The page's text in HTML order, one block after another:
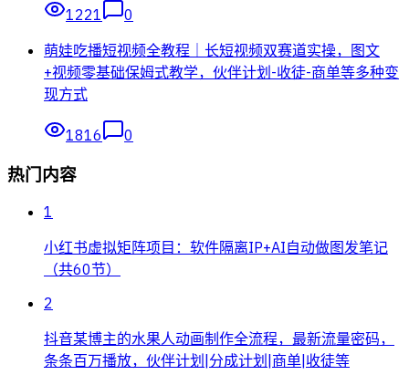
1221
0
萌娃吃播短视频全教程｜长短视频双赛道实操，图文
+视频零基础保姆式教学，伙伴计划-收徒-商单等多种变
现方式
1816 0
热门内容
1
小红书虚拟矩阵项目：软件隔离IP+AI自动做图发笔记
（共60节）
2
抖音某博主的水果人动画制作全流程，最新流量密码，
条条百万播放，伙伴计划|分成计划|商单|收徒等